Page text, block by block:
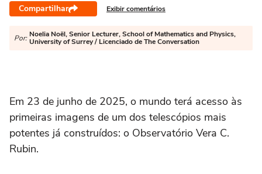
Compartilhar Exibir comentários
Por: Noelia Noël, Senior Lecturer, School of Mathematics and Physics,
University of Surrey / Licenciado de The Conversation
Em 23 de junho de 2025, o mundo terá acesso às
primeiras imagens de um dos telescópios mais
potentes já construídos: o Observatório Vera C.
Rubin.